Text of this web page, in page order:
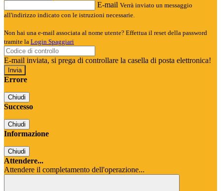
E-mail Verrà inviato un messaggio
all'indirizzo indicato con le istruzioni necessarie.
Non hai una e-mail associata al nome utente? Effettua il reset della password
tramite la Login Spaggiari
E-mail inviata, si prega di controllare la casella di posta elettronica!
Errore
Chiudi
Successo
Chiudi
Informazione
Chiudi
Attendere...
Attendere il completamento dell'operazione...